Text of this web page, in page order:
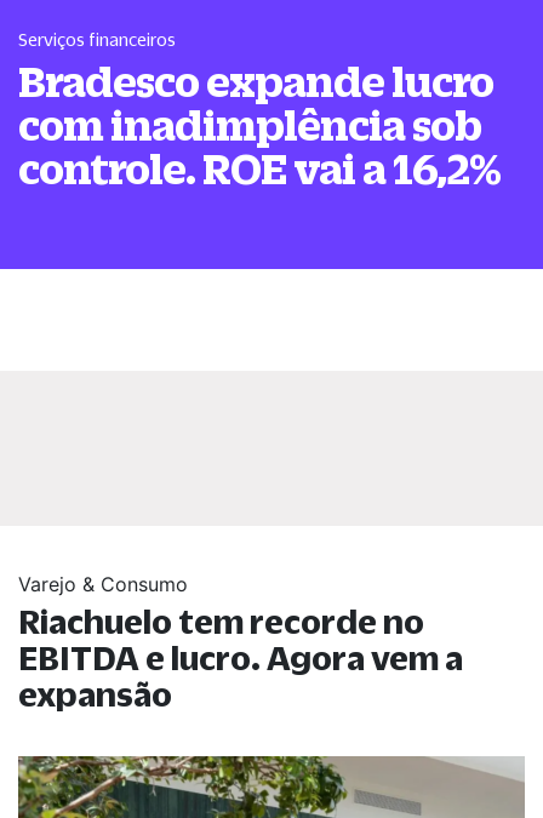
Serviços financeiros
Bradesco expande lucro
com inadimplência sob
controle. ROE vai a 16,2%
Varejo & Consumo
Riachuelo tem recorde no
EBITDA e lucro. Agora vem a
expansão